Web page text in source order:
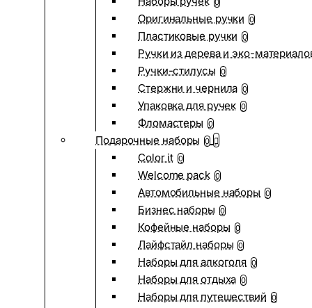
0
Оригинальные ручки 0
Пластиковые ручки 0
Ручки из дерева и эко-
Ручки-стилусы 0
Стержни и чернила 0
Упаковка для ручек 0
Фломастеры 0
Подарочные наборы 0
Color it 0
Welcome pack 0
Автомобильные наборы 0
Бизнес наборы 0
Кофейные наборы 0
Лайфстайл наборы 0
Наборы для алкоголя 0
Наборы для отдыха 0
Наборы для путешествий 0